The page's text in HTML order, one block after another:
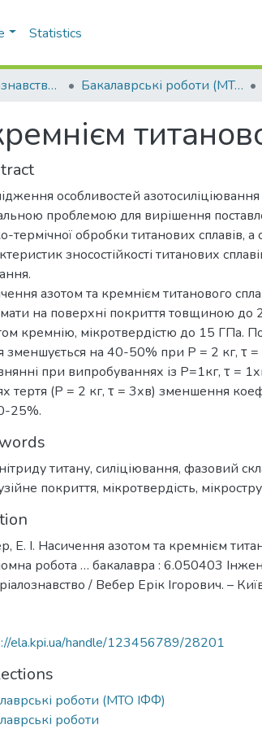
Statistics
Кафедра металознавства та термічної обробки (МТО ІФФ) Бакалаврські роботи (МТО ІФФ)
особливостей азотосиліціювання
проблемою для вирішення
термічної обробки титанових сплавів,
зносостійкості титанових
азотом та кремнієм титанового
на поверхні покриття товщиною
кремнію, мікротвердістю до 15 ГПа.
зменшується на 40-50% при Р = 2 кг, τ
при випробуваннях із Р=1кг, τ =
тертя (Р = 2 кг, τ = 3хв) зменшення
25%.
титану, силіціювання, фазовий
покриття, мікротвердість,
Е. І. Насичення азотом та кремнієм
робота … бакалавра : 6.050403
/ Вебер Ерік Ігорович. –
ela.kpi.ua/handle/123456789/28201
роботи (МТО ІФФ)
роботи